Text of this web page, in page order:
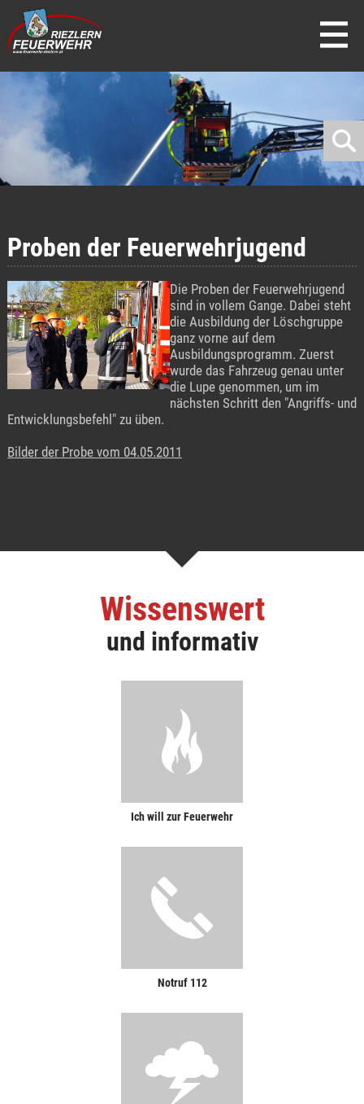
direkt zur Navigation
direkt zum Inhalt
Proben der Feuerwehrjugend
Die Proben der Feuerwehrjugend
sind in vollem Gange. Dabei steht
die Ausbildung der Löschgruppe
ganz vorne auf dem
Ausbildungsprogramm. Zuerst
wurde das Fahrzeug genau unter
die Lupe genommen, um im
nächsten Schritt den "Angriffs- und
Entwicklungsbefehl" zu üben.
Bilder der Probe vom 04.05.2011
Wissenswert
und informativ
Ich will zur Feuerwehr
Notruf 112